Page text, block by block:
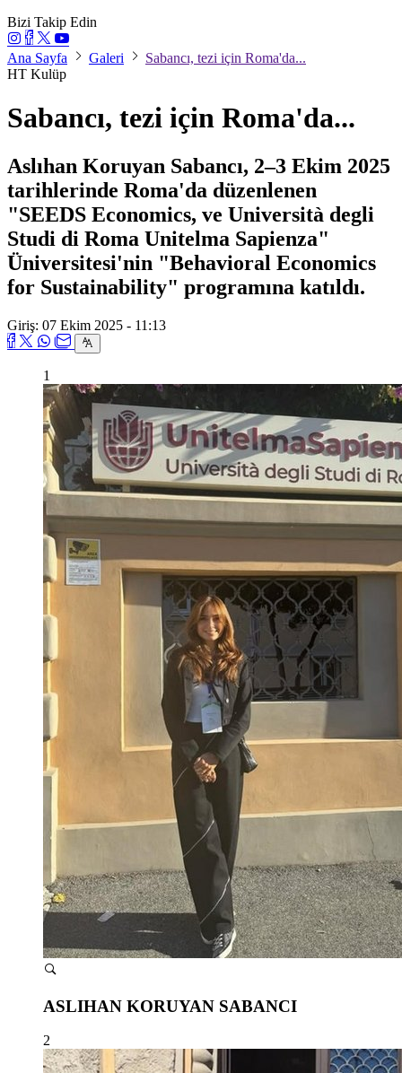
Bizi Takip Edin
Ana Sayfa Galeri
Sabancı, tezi için Roma'da...
HT Kulüp
Sabancı, tezi için Roma'da...
Aslıhan Koruyan Sabancı, 2–3 Ekim 2025
tarihlerinde Roma'da düzenlenen
"SEEDS Economics, ve Università degli
Studi di Roma Unitelma Sapienza"
Üniversitesi'nin "Behavioral Economics
for Sustainability" programına katıldı.
Giriş: 07 Ekim 2025 - 11:13
1
ASLIHAN KORUYAN SABANCI
2